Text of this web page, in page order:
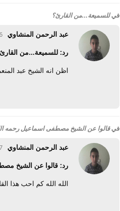
فيللسميعة...من القارئ؟
عبد الرحمن المنشاوي 16
رد: للسميعة...من
اظن انه الشيخ عبد
فيقالوا عن الشيخ مصطفى اسماعيل رحمه
عبد الرحمن المنشاوي 7
رد: قالوا عن الشيخ
الله الله كم احب هذا